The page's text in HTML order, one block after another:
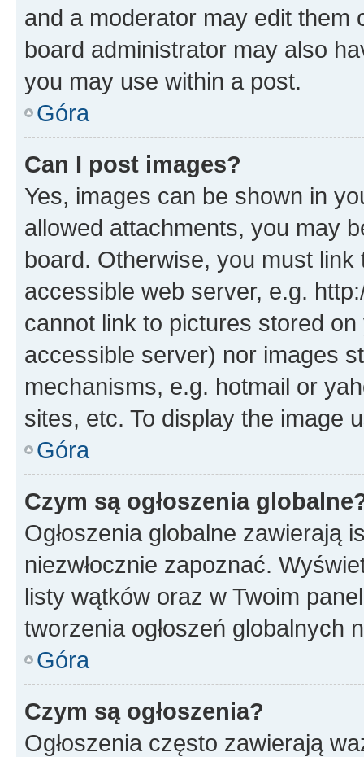
and a moderator may edit them
board administrator may also
you may use within a post.
Góra
Can I post images?
Yes, images can be shown in
allowed attachments, you may
board. Otherwise, you must
accessible web server, e.g.
cannot link to pictures stored
accessible server) nor images
mechanisms, e.g. hotmail or
sites, etc. To display the image
Góra
Czym są ogłoszenia
Ogłoszenia globalne zawierają
niezwłocznie zapoznać.
listy wątków oraz w Twoim
tworzenia ogłoszeń globalnych
Góra
Czym są ogłoszenia?
Ogłoszenia często zawierają